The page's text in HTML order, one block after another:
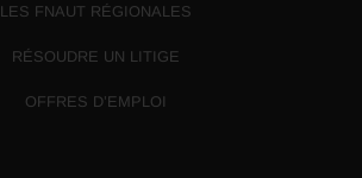
LES FNAUT RÉGIONALES
RÉSOUDRE UN LITIGE
OFFRES D’EMPLOI